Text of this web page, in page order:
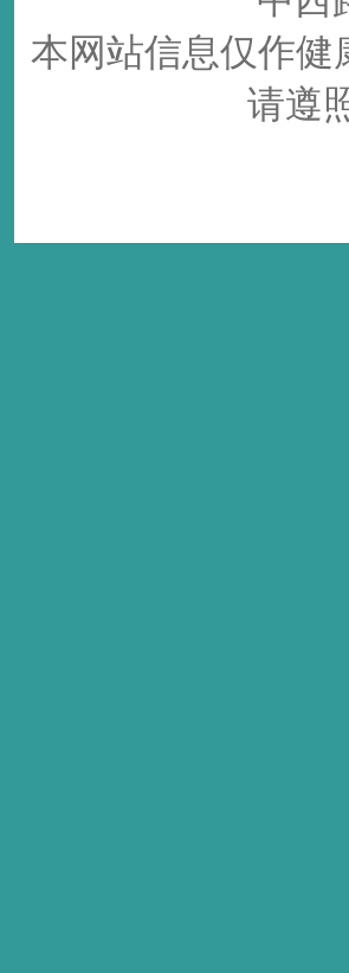
本网站信息仅作健
请遵